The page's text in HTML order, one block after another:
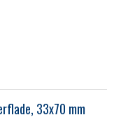
33x70 mm